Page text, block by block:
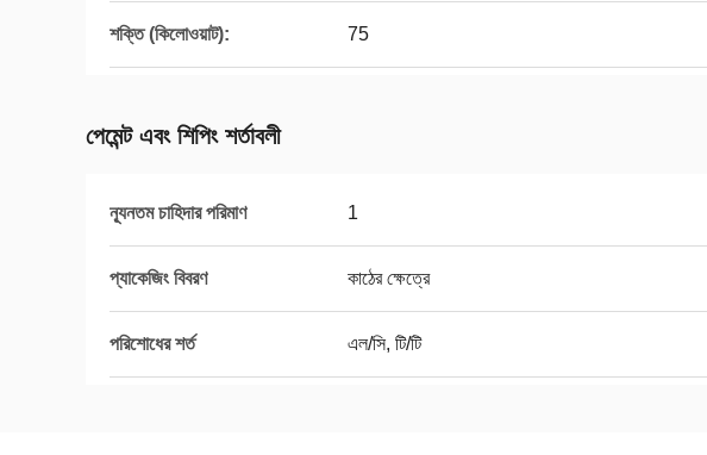
শক্তি (কিলোওয়াট): 75
পেমেন্ট এবং শিপিং শর্তাবলী
ন্যূনতম চাহিদার পরিমাণ 1
প্যাকেজিং বিবরণ কাঠের ক্ষেত্রে
পরিশোধের শর্ত এল/সি, টি/টি